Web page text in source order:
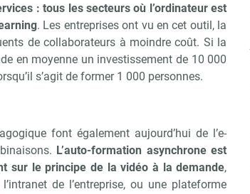
: tous les secteurs où l’ordinateur est
. Les entreprises ont vu en cet outil, la
de collaborateurs à moindre coût. Si la
en moyenne un investissement de 10 000
s’agit de former 1 000 personnes.
font également aujourd’hui de l’e-
L’auto-formation asynchrone est
sur le principe de la vidéo à la demande,
de l’entreprise, ou une plateforme